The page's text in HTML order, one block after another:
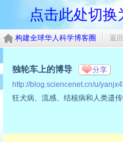
点击此处切换
构建全球华人科学博客圈 返
独轮车上的博导 分享
http://blog.sciencenet.cn/u/
狂犬病、流感、结核病和人类遗